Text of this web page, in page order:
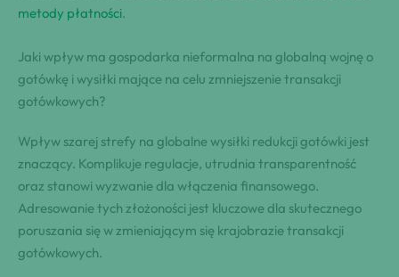
metody płatności.
Jaki wpływ ma gospodarka nieformalna na globalną wojnę o
gotówkę i wysiłki mające na celu zmniejszenie transakcji
gotówkowych?
Wpływ szarej strefy na globalne wysiłki redukcji gotówki jest
znaczący. Komplikuje regulacje, utrudnia transparentność
oraz stanowi wyzwanie dla włączenia finansowego.
Adresowanie tych złożoności jest kluczowe dla skutecznego
poruszania się w zmieniającym się krajobrazie transakcji
gotówkowych.